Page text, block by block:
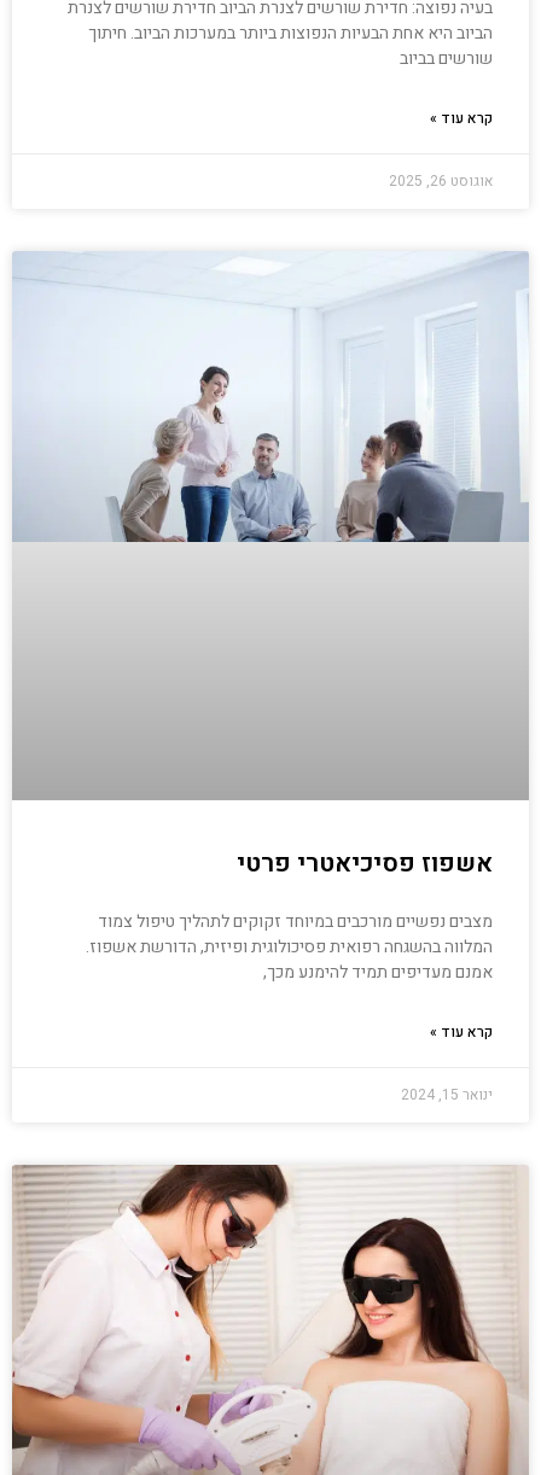
בעיה נפוצה: חדירת שורשים לצנרת הביוב חדירת שורשים לצנרת
הביוב היא אחת הבעיות הנפוצות ביותר במערכות הביוב. חיתוך
שורשים בביוב
קרא עוד »
אוגוסט 26, 2025
אשפוז פסיכיאטרי פרטי
מצבים נפשיים מורכבים במיוחד זקוקים לתהליך טיפול צמוד
המלווה בהשגחה רפואית פסיכולוגית ופיזית, הדורשת אשפוז.
אמנם מעדיפים תמיד להימנע מכך,
קרא עוד »
ינואר 15, 2024